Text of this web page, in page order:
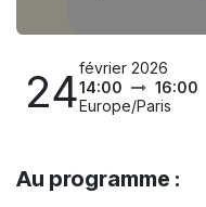
24février 2026
14:00
16:00
Europe/Paris
Au programme :